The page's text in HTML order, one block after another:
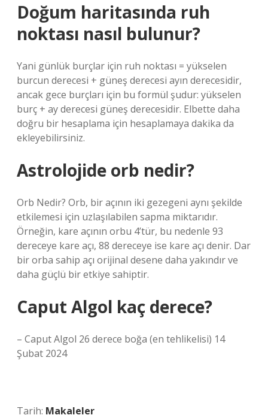
Doğum haritasında ruh
noktası nasıl bulunur?
Yani günlük burçlar için ruh noktası = yükselen
burcun derecesi + güneş derecesi ayın derecesidir,
ancak gece burçları için bu formül şudur: yükselen
burç + ay derecesi güneş derecesidir. Elbette daha
doğru bir hesaplama için hesaplamaya dakika da
ekleyebilirsiniz.
Astrolojide orb nedir?
Orb Nedir? Orb, bir açının iki gezegeni aynı şekilde
etkilemesi için uzlaşılabilen sapma miktarıdır.
Örneğin, kare açının orbu 4’tür, bu nedenle 93
dereceye kare açı, 88 dereceye ise kare açı denir. Dar
bir orba sahip açı orijinal desene daha yakındır ve
daha güçlü bir etkiye sahiptir.
Caput Algol kaç derece?
– Caput Algol 26 derece boğa (en tehlikelisi) 14
Şubat 2024
Tarih: Makaleler